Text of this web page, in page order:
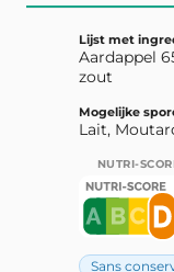
Lijst met
Aardappel
zout
Mogelijke
Lait,
NUTRI-
Sans